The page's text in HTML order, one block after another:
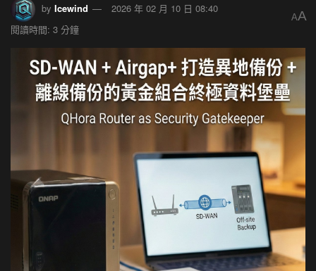
by Icewind
2026 年 02 月 10 日 08:40
閱讀時間: 3 分鐘
AA